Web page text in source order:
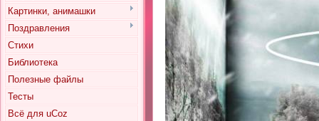
Картинки, анимашки
Поздравления
Стихи
Библиотека
Полезные файлы
Тесты
Всё для uCoz